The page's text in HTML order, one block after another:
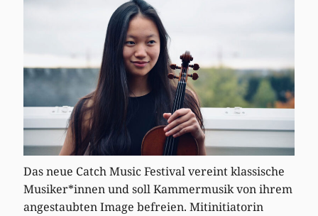
Das neue Catch Music Festival vereint klassische
Musiker*innen und soll Kammermusik von ihrem
angestaubten Image befreien. Mitinitiatorin